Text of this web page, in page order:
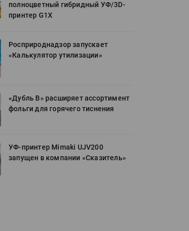
полноцветный гибридный УФ/3D-
принтер G1X
Росприроднадзор запускает
«Калькулятор утилизации»
«Дубль В» расширяет ассортимент
фольги для горячего тиснения
УФ-принтер Mimaki UJV200
запущен в компании «Сказитель»